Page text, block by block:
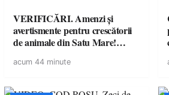
VERIFICĂRI. Amenzi și
avertismente pentru crescătorii
de animale din Satu Mare!
toate gospodăriile și face apel la
acum 44 minute